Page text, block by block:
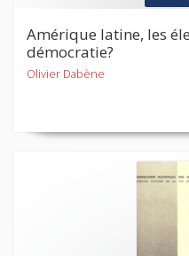
Amérique latine, les
démocratie?
Olivier Dabène